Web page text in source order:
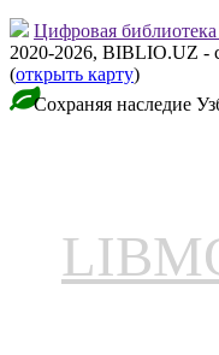
Цифровая библиотека
2020-2026, BIBLIO.UZ -
(открыть карту)
Сохраняя наследие